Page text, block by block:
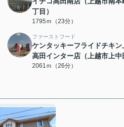
丁目）
1795ｍ（23分）
ファーストフード
ケンタッキーフライドチキン
高田インター店（上越市上中
2061ｍ（26分）